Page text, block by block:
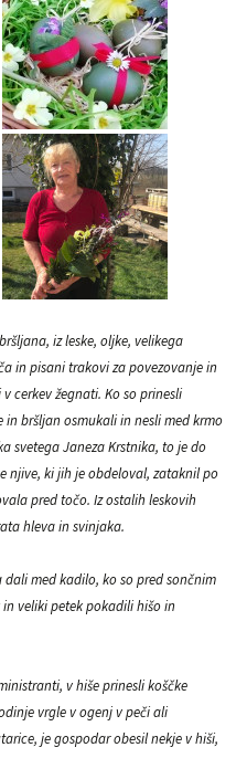
iz leske, oljke, velikega
in pisani trakovi za povezovanje in
cerkev žegnati. Ko so prinesli
bršljan osmukali in nesli med krmo
svetega Janeza Krstnika, to je do
njive, ki jih je obdeloval, zataknil po
pred točo. Iz ostalih leskovih
hleva in svinjaka.
dali med kadilo, ko so pred sončnim
veliki petek pokadili hišo in
v hiše prinesli koščke
vrgle v ogenj v peči ali
je gospodar obesil nekje v hiši,